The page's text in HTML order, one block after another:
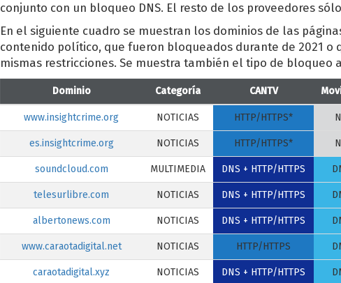
conjunto con un bloqueo DNS. El resto de los proveedores
En el siguiente cuadro se muestran los dominios de las
contenido político, que fueron bloqueados durante de 2021 o
mismas restricciones. Se muestra también el tipo de bloqueo
Dominio Categoría CANTV
www.insightcrime.org NOTICIAS HTTP/HTTPS*
es.insightcrime.org NOTICIAS HTTP/HTTPS*
soundcloud.com MULTIMEDIA DNS + HTTP/HTTPS
telesurlibre.com NOTICIAS DNS + HTTP/HTTPS
albertonews.com NOTICIAS DNS + HTTP/HTTPS
www.caraotadigital.net NOTICIAS HTTP/HTTPS
caraotadigital.xyz NOTICIAS DNS + HTTP/HTTPS